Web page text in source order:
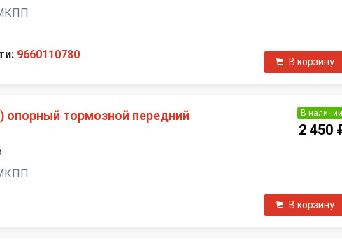
9660110780
В корзину
опорный тормозной передний
В наличии
2 450
В корзину